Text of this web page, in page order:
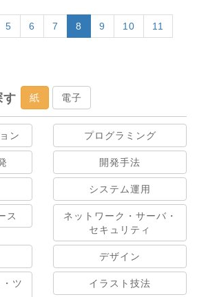
5 6 7 8 9 10 11
す 紙 電子
ン プログラミング
開発手法
システム運用
ス
ネットワーク・サーバ・
セキュリティ
デザイン
ツ
イラスト技法